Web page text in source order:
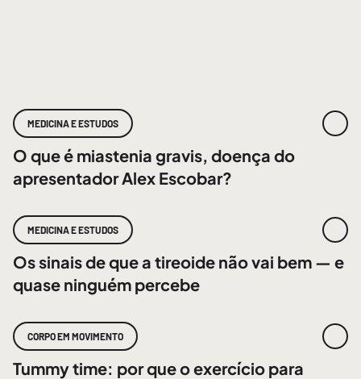
MEDICINA E ESTUDOS
O que é miastenia gravis, doença do
apresentador Alex Escobar?
MEDICINA E ESTUDOS
Os sinais de que a tireoide não vai bem — e
quase ninguém percebe
CORPO EM MOVIMENTO
Tummy time: por que o exercício para